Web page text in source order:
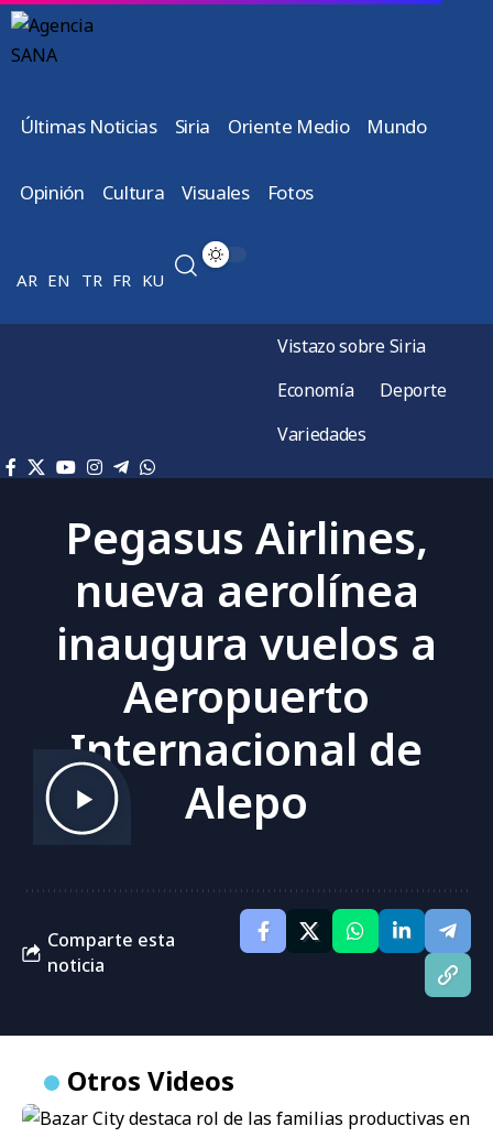
Últimas Noticias Siria Oriente Medio Mundo
Opinión Cultura Visuales Fotos
AR EN TR FR KU
Vistazo sobre Siria
Economía
Deporte
Variedades
Pegasus Airlines,
nueva aerolínea
inaugura vuelos a
Aeropuerto
Internacional de
Alepo
Comparte esta
noticia
Otros Videos